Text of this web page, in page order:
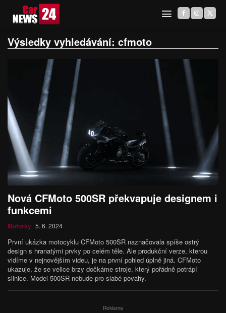
Výsledky vyhledávání: cfmoto
Nová CFMoto 500SR překvapuje designem i
funkcemi
Motorky 5. 6. 2024
První ukázka motocyklu CFMoto 500SR naznačovala spíše ostrý
design s hranatými prvky po celém těle. Ale produkční verze, kterou
vidíme v nejnovějším videu, je na první pohled úplně jiná. CFMoto
ukazuje, že se velice brzy dočkáme stroje, který pořádně potrápí
silnice. Model 500SR nebude pro slabé povahy.
Reklama